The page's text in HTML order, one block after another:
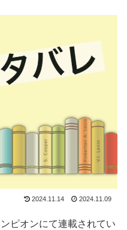
2024.11.14 2024.11.09
ピオンにて連載されてい